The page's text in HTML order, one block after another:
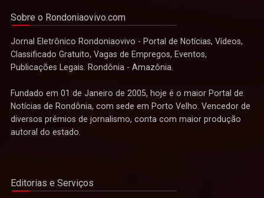
Sobre o Rondoniaovivo.com
Jornal Eletrônico Rondoniaovivo - Portal de Notícias, Vídeos,
Classificado Gratuito, Vagas de Empregos, Eventos,
Publicações Legais. Rondônia - Amazônia.
Fundado em 01 de Janeiro de 2005, hoje é o maior Portal de
Notícias de Rondônia, com sede em Porto Velho. Vencedor de
diversos prêmios de jornalismo, conta com maior produção
autoral do estado.
Editorias e Serviços